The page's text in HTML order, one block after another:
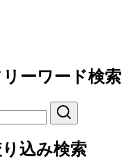
ーワード検索
込み検索